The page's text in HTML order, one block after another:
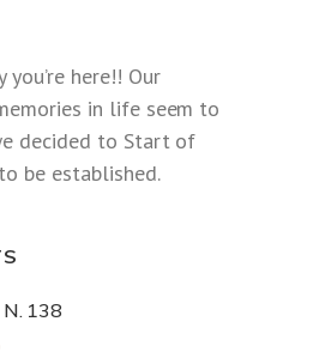
you’re here!! Our
in life seem to
decided to Start of
be established.
138